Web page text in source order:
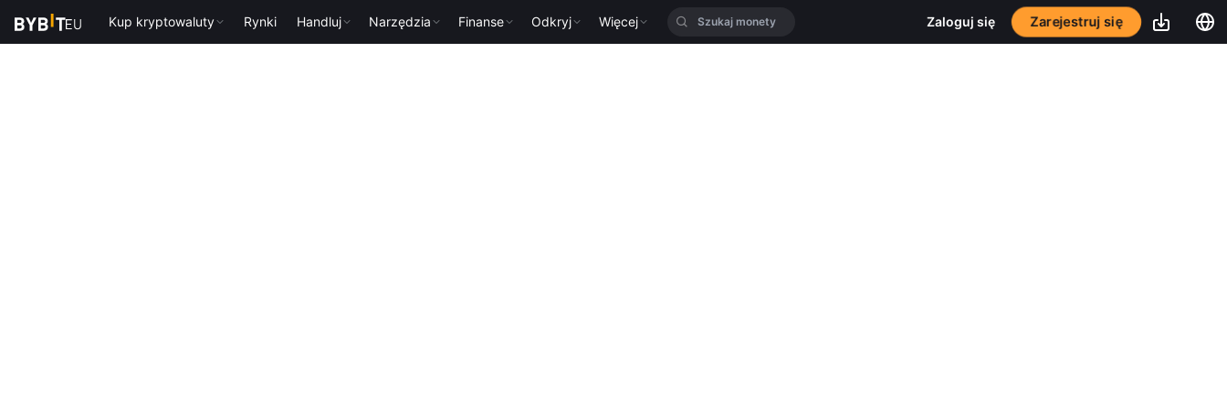
Kup kryptowaluty Rynki Handluj Narzędzia Finanse Odkryj Więcej Zaloguj się Zarejestruj się